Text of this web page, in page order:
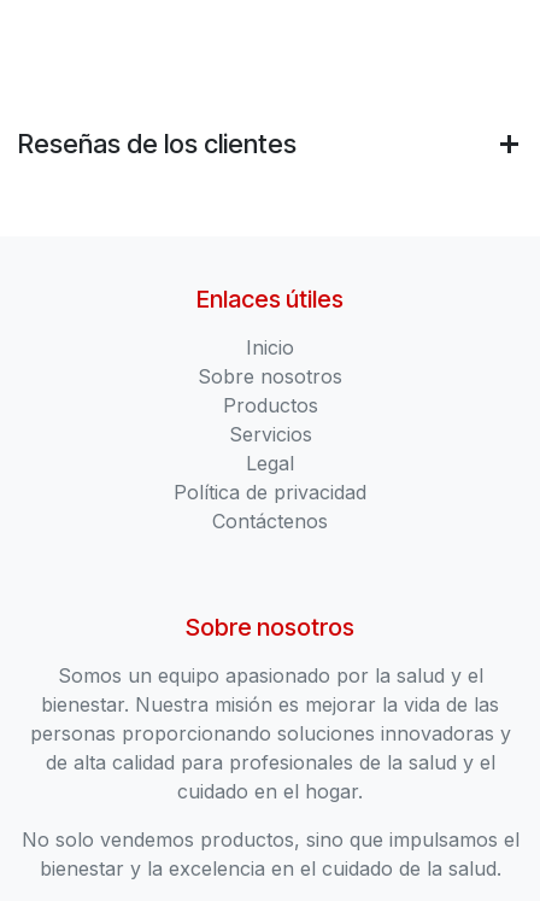
Reseñas de los clientes
Enlaces útiles
Inicio
Sobre nosotros
Productos
Servicios
Legal
Política de privacidad
Contáctenos
Sobre nosotros
Somos un equipo apasionado por la salud y el
bienestar. Nuestra misión es mejorar la vida de las
personas proporcionando soluciones innovadoras y
de alta calidad para profesionales de la salud y el
cuidado en el hogar.
No solo vendemos productos, sino que impulsamos el
bienestar y la excelencia en el cuidado de la salud.